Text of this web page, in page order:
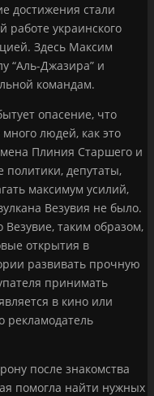
достижения стали
работе украинского
Здесь Максим
“Аль-Джазира” и
командам.
опасение, что
людей, как это
Плиния Старшего и
депутаты,
максимум усилий,
Везувия не было.
таким образом,
открытия в
развивать прочную
принимать
в кино или
рекламодатель
после знакомства
помогла найти нужных